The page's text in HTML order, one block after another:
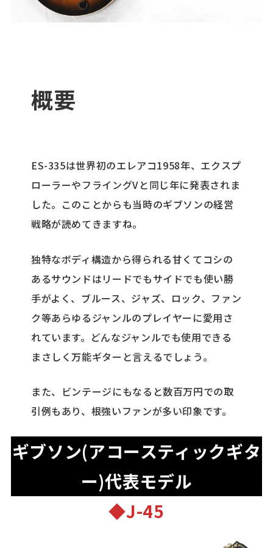
概要
ES-335は世界初のエレアコ1958年、エクスプ
ローラーやフライングVと同じ年に発表されま
した。このことからも当時のギブソンの経営
戦略が読めてきますね。
独特なボディ構造から得られる甘くてコシの
あるサウンドはリードでもサイドでも使い勝
手がよく、ブルース、ジャズ、ロック、ファン
ク等あらゆるジャンルのプレイヤーに愛用さ
れています。どんなジャンルでも使用できる
まさしく万能ギターと言えるでしょう。
また、ビンテージにもなると数百万円での取
引例もあり、根強いファンが多い印象です。
ギブソン(アコースティックギタ
ー)代表モデル
◆J-45